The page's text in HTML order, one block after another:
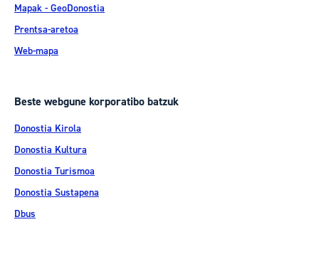
Mapak - GeoDonostia
Prentsa-aretoa
Web-mapa
Beste webgune korporatibo batzuk
Donostia Kirola
Donostia Kultura
Donostia Turismoa
Donostia Sustapena
Dbus